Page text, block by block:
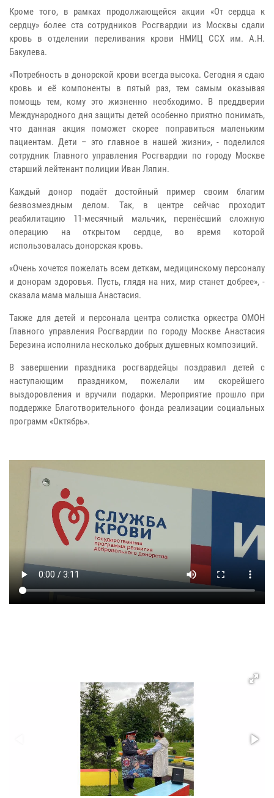
Кроме того, в рамках продолжающейся акции «От сердца к
сердцу» более ста сотрудников Росгвардии из Москвы сдали
кровь в отделении переливания крови НМИЦ ССХ им. А.Н.
Бакулева.
«Потребность в донорской крови всегда высока. Сегодня я сдаю
кровь и её компоненты в пятый раз, тем самым оказывая
помощь тем, кому это жизненно необходимо. В преддверии
Международного дня защиты детей особенно приятно понимать,
что данная акция поможет скорее поправиться маленьким
пациентам. Дети – это главное в нашей жизни», - поделился
сотрудник Главного управления Росгвардии по городу Москве
старший лейтенант полиции Иван Ляпин.
Каждый донор подаёт достойный пример своим благим
безвозмездным делом. Так, в центре сейчас проходит
реабилитацию 11-месячный мальчик, перенёсший сложную
операцию на открытом сердце, во время которой
использовалась донорская кровь.
«Очень хочется пожелать всем деткам, медицинскому персоналу
и донорам здоровья. Пусть, глядя на них, мир станет добрее», -
сказала мама малыша Анастасия.
Также для детей и персонала центра солистка оркестра ОМОН
Главного управления Росгвардии по городу Москве Анастасия
Березина исполнила несколько добрых душевных композиций.
В завершении праздника росгвардейцы поздравил детей с
наступающим праздником, пожелали им скорейшего
выздоровления и вручили подарки. Мероприятие прошло при
поддержке Благотворительного фонда реализации социальных
программ «Октябрь».